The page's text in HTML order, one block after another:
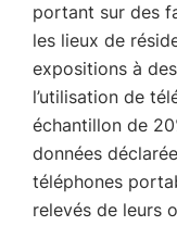
portant sur des
les lieux de
expositions à
l’utilisation de
échantillon de
données
téléphones
relevés de leurs